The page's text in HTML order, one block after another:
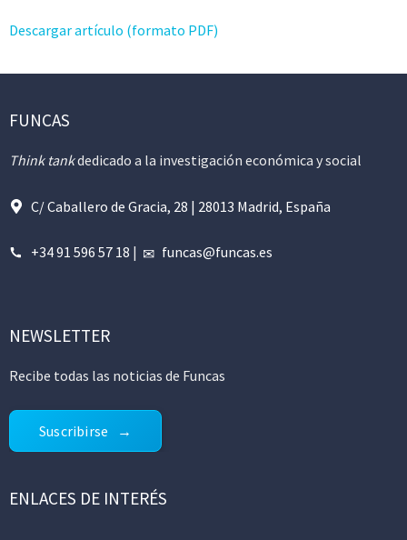
Descargar artículo (formato PDF)
FUNCAS
Think tankdedicado a la investigación económica y social
C/ Caballero de Gracia, 28 | 28013 Madrid, España
+34 91 596 57 18 | funcas@funcas.es
NEWSLETTER
Recibe todas las noticias de Funcas
Suscribirse
ENLACES DE INTERÉS